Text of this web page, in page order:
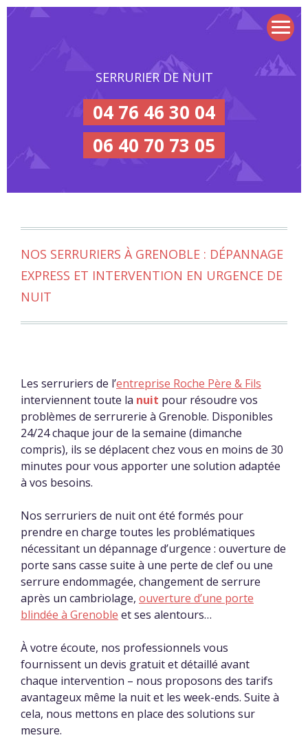
SERRURIER DE NUIT
04 76 46 30 04
06 40 70 73 05
NOS SERRURIERS À GRENOBLE : DÉPANNAGE
EXPRESS ET INTERVENTION EN URGENCE DE
NUIT
Les serruriers de l’entreprise Roche Père & Fils
interviennent toute la nuit pour résoudre vos
problèmes de serrurerie à Grenoble. Disponibles
24/24 chaque jour de la semaine (dimanche
compris), ils se déplacent chez vous en moins de 30
minutes pour vous apporter une solution adaptée
à vos besoins.
Nos serruriers de nuit ont été formés pour
prendre en charge toutes les problématiques
nécessitant un dépannage d’urgence : ouverture de
porte sans casse suite à une perte de clef ou une
serrure endommagée, changement de serrure
après un cambriolage, ouverture d’une porte
blindée à Grenoble et ses alentours…
À votre écoute, nos professionnels vous
fournissent un devis gratuit et détaillé avant
chaque intervention – nous proposons des tarifs
avantageux même la nuit et les week-ends. Suite à
cela, nous mettons en place des solutions sur
mesure.